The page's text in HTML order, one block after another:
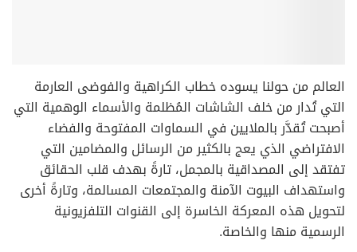
العالم من حولنا يسوده خطاب الكراهية والفوضى العارمة
التي تُدار من خلف الشاشات المُظلمة والأسماء الوهمية التي
أصبحت تُقدَّر بالملايين في السماوات المفتوحة والفضاء
الافتراضي الذي يعج بالكثير من الرسائل والمضامين التي
تفتقد إلى المصداقية بالمجمل، تارةً بهدف قلب الحقائق
واستهداف البيوت الآمنة والمجتمعات المسالمة، وتارةً أخرى
لتحويل هذه المعركة الخاسرة إلى القنوات التلفزيونية
الرسمية منها والخاصة.